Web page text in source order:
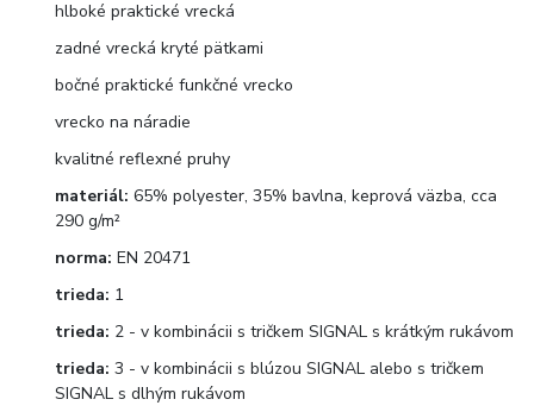
hlboké praktické vrecká
zadné vrecká kryté pätkami
bočné praktické funkčné vrecko
vrecko na náradie
kvalitné reflexné pruhy
materiál: 65% polyester, 35% bavlna, keprová väzba, cca
290 g/m²
norma: EN 20471
trieda: 1
trieda: 2 - v kombinácii s tričkem SIGNAL s krátkým rukávom
trieda: 3 - v kombinácii s blúzou SIGNAL alebo s tričkem
SIGNAL s dlhým rukávom